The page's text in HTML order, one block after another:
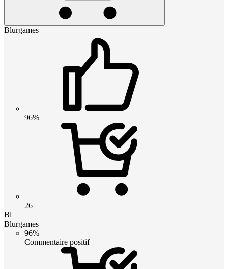
Blurgames
96%
26
Bl
Blurgames
96%
Commentaire positif